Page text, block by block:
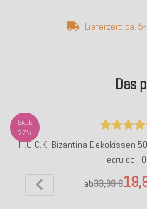
Lieferzeit: ca.
Das
SALE
27%
H.O.C.K. Bizantina Dekokissen
ecru col.
ab33,99 €